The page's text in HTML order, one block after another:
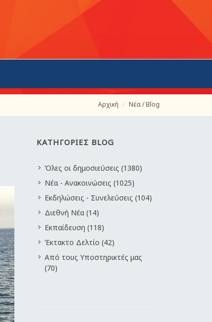
Αρχική Νέα / Blog
ΚΑΤΗΓΟΡΙΕΣ BLOG
Όλες οι δημοσιεύσεις (1380)
Νέα - Ανακοινώσεις (1025)
Εκδηλώσεις - Συνελεύσεις (104)
Διεθνή Νέα (14)
Εκπαίδευση (118)
Έκτακτο Δελτίο (42)
Από τους Υποστηρικτές μας
(70)